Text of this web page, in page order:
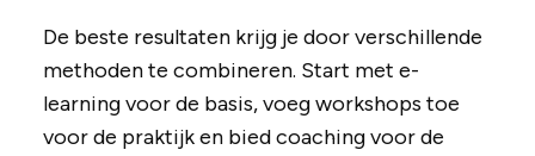
De beste resultaten krijg je door verschillende
methoden te combineren. Start met e-
learning voor de basis, voeg workshops toe
voor de praktijk en bied coaching voor de